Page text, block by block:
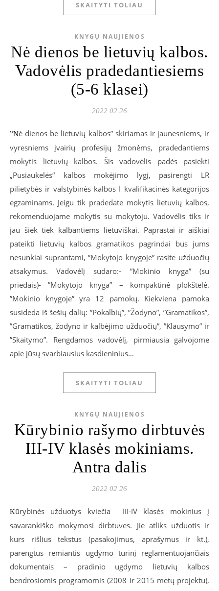
SKAITYTI TOLIAU
KNYGŲ NAUJIENOS
Nė dienos be lietuvių kalbos.
Vadovėlis pradedantiesiems
(5-6 klasei)
2022 02 26
”Nė dienos be lietuvių kalbos” skiriamas ir jaunesniems, ir
vyresniems įvairių profesijų žmonėms, pradedantiems
mokytis lietuvių kalbos. Šis vadovėlis padės pasiekti
„Pusiaukelės“ kalbos mokėjimo lygį, pasirengti LR
pilietybės ir valstybinės kalbos I kvalifikacinės kategorijos
egzaminams. Jeigu tik pradedate mokytis lietuvių kalbos,
rekomenduojame mokytis su mokytoju. Vadovėlis tiks ir
jau šiek tiek kalbantiems lietuviškai. Paprastai ir aiškiai
pateikti lietuvių kalbos gramatikos pagrindai bus jums
nesunkiai suprantami, ”Mokytojo knygoje” rasite užduočių
atsakymus. Vadovėlį sudaro:- ”Mokinio knyga” (su
priedais)- ”Mokytojo knyga” – kompaktinė plokštelė.
”Mokinio knygoje” yra 12 pamokų. Kiekviena pamoka
susideda iš šešių dalių: ”Pokalbių”, ”Žodyno”, ”Gramatikos”,
”Gramatikos, žodyno ir kalbėjimo užduočių”, ”Klausymo” ir
”Skaitymo”. Rengdamos vadovėlį, pirmiausia galvojome
apie jūsų svarbiausius kasdieninius…
SKAITYTI TOLIAU
KNYGŲ NAUJIENOS
Kūrybinio rašymo dirbtuvės
III-IV klasės mokiniams.
Antra dalis
2022 02 26
Kūrybinės užduotys kviečia III-IV klasės mokinius į
savarankiško mokymosi dirbtuves. Jie atliks užduotis ir
kurs rišlius tekstus (pasakojimus, aprašymus ir kt.),
parengtus remiantis ugdymo turinį reglamentuojančiais
dokumentais – pradinio ugdymo lietuvių kalbos
bendrosiomis programomis (2008 ir 2015 metų projektu),